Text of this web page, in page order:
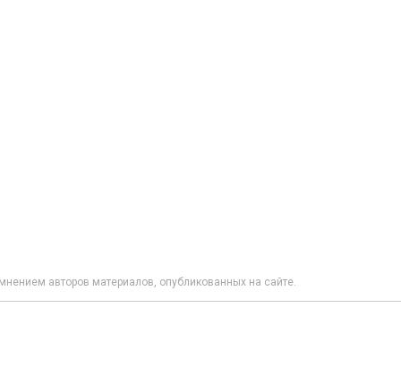
авторов материалов, опубликованных на сайте.